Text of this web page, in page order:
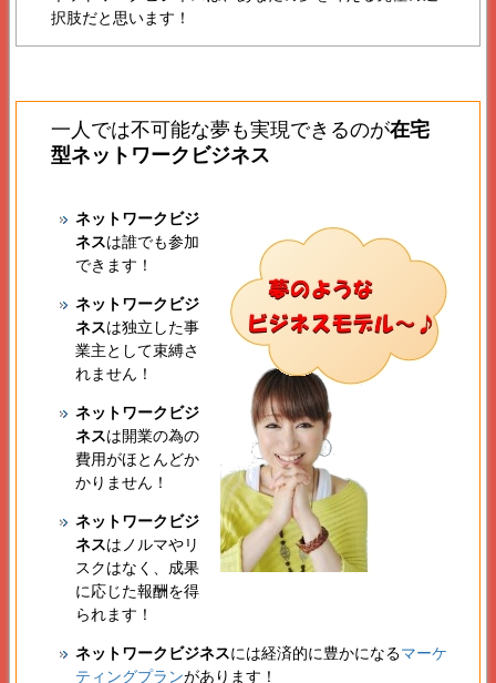
択肢だと思います！
一人では不可能な夢も実現できるのが在宅
型ネットワークビジネス
ネットワークビジ
ネスは誰でも参加
できます！
ネットワークビジ
ネスは独立した事
業主として束縛さ
れません！
ネットワークビジ
ネスは開業の為の
費用がほとんどか
かりません！
ネットワークビジ
ネスはノルマやリ
スクはなく、成果
に応じた報酬を得
られます！
ネットワークビジネスには経済的に豊かになるマーケ
ティングプランがあります！